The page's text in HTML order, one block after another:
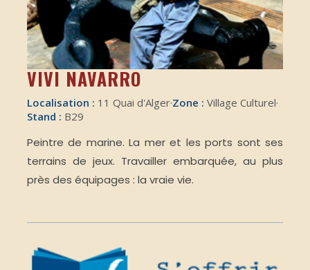
VIVI NAVARRO
Localisation : 11 Quai d'Alger·Zone : Village Culturel·
Stand : B29
Peintre de marine. La mer et les ports sont ses
terrains de jeux. Travailler embarquée, au plus
près des équipages : la vraie vie.